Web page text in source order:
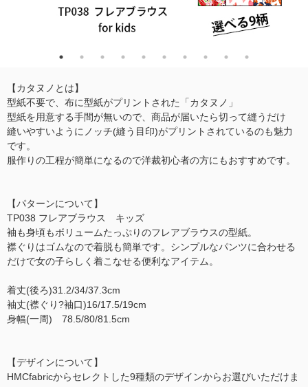
【カタヌノとは】
型紙不要で、布に型紙がプリントされた「カタヌノ」
型紙を用意する手間が無いので、商品が届いたら切って縫うだけ
縫いやすいようにノッチ(縫う目印)がプリントされているのも魅力
です。
服作りの工程が簡単になるので洋裁初心者の方にもおすすめです。
【パターンについて】
TP038 フレアブラウス キッズ
袖も身頃もボリュームたっぷりのフレアブラウスの型紙。
襟ぐりはゴムなので着脱も簡単です。シンプルなパンツに合わせる
だけで女の子らしく着こなせる便利なアイテム。
着丈(後ろ)31.2/34/37.3cm
袖丈(襟ぐり?袖口)16/17.5/19cm
身幅(一周) 78.5/80/81.5cm
【デザインについて】
HMCfabricからセレクトした9種類のデザインからお選びいただけま